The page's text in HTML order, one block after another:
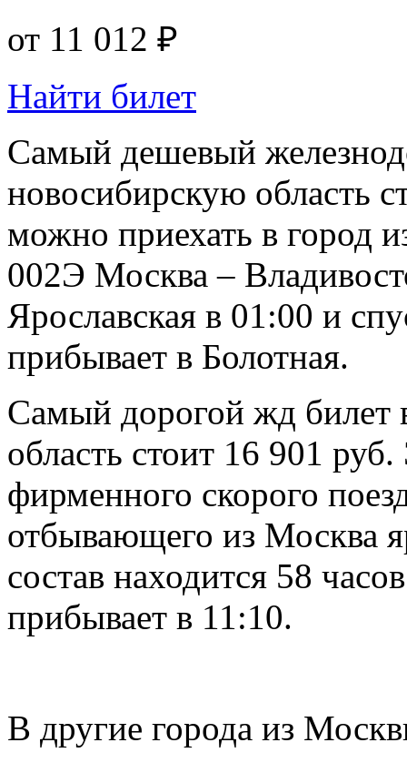
от 11 012 ₽
Найти билет
Самый дешевый
новосибирскую область
можно приехать в город
002Э Москва –
Ярославская в 01:00 и
прибывает в Болотная.
Самый дорогой жд билет
область стоит 16 901
фирменного скорого
отбывающего из Москва
состав находится 58
прибывает в 11:10.
В другие города из